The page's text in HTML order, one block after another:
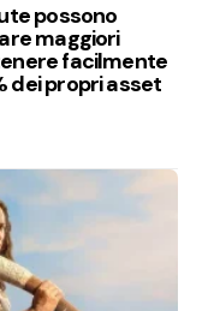
possono
maggiori
facilmente
dei propri asset